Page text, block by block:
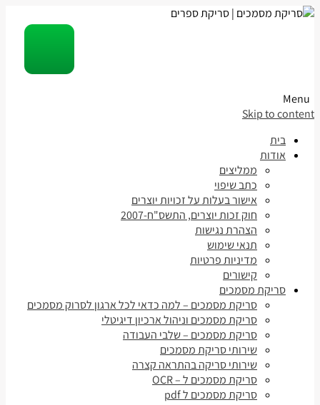
Skip to content
בית
אודות
ממליצים
כתב שיפוי
אישור בעלות על זכויות יוצרים
חוק זכות יוצרים, התשס"ח-2007
הצהרת נגישות
תנאי שימוש
מדיניות פרטיות
קישורים
סריקת מסמכים
סריקת מסמכים – למה כדאי לכל ארגון לסרוק מסמכים
סריקת מסמכים וניהול ארכיון דיגיטלי
סריקת מסמכים – שלבי העבודה
שירותי סריקת מסמכים
שירותי סריקה בהתראה קצרה
סריקת מסמכים ל – OCR
סריקת מסמכים ל pdf